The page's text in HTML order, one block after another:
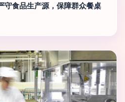
守食品生产源，保障群众餐桌